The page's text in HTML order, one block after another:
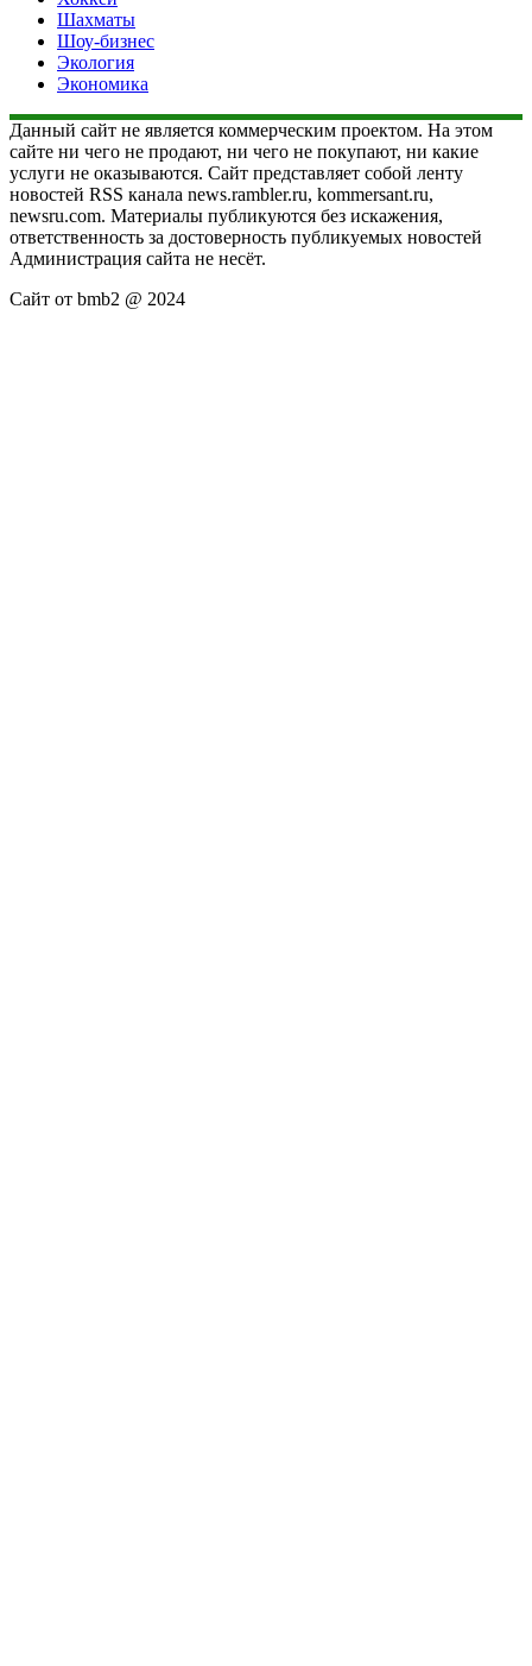
Шахматы
Шоу-бизнес
Экология
Экономика
Данный сайт не является коммерческим проектом. На этом
сайте ни чего не продают, ни чего не покупают, ни какие
услуги не оказываются. Сайт представляет собой ленту
новостей RSS канала news.rambler.ru, kommersant.ru,
newsru.com. Материалы публикуются без искажения,
ответственность за достоверность публикуемых новостей
Администрация сайта не несёт.
Сайт от bmb2 @ 2024